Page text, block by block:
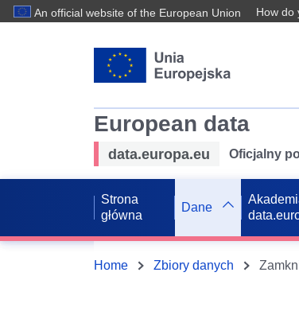
An official website of the European Union How do
European data
data.europa.eu Oficjalny
Strona
główna
Dane
Home Zbiory danych